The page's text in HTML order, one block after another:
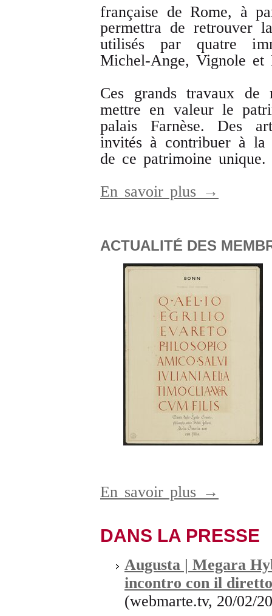
française de Rome, à
permettra de retrouver
utilisés par quatre
Michel-Ange, Vignole et
Ces grands travaux de
mettre en valeur le
palais Farnèse. Des
invités à contribuer à la
de ce patrimoine unique.
En savoir plus →
ACTUALITÉ DES
En savoir plus →
DANS LA PRESSE
Augusta | Megara
incontro con il
(webmarte.tv, 20/02/